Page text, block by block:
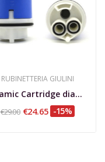
RUBINETTERIA GIULINI
Ceramic Cartridge diam. 35 mm
€29.00 €24.65 -15%